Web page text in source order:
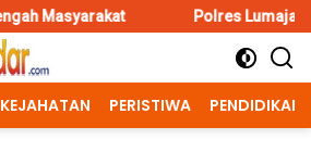
Polres Lumajang Kunci Pergerakan
KEJAHATAN PERISTIWA PENDIDIKAN